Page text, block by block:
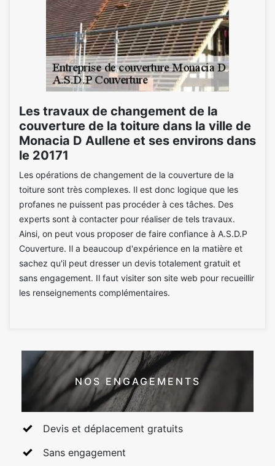
Les travaux de changement de la
couverture de la toiture dans la ville de
Monacia D Aullene et ses environs dans
le 20171
Les opérations de changement de la couverture de la
toiture sont très complexes. Il est donc logique que les
profanes ne puissent pas procéder à ces tâches. Des
experts sont à contacter pour réaliser de tels travaux.
Ainsi, on peut vous proposer de faire confiance à A.S.D.P
Couverture. Il a beaucoup d'expérience en la matière et
sachez qu'il peut dresser un devis totalement gratuit et
sans engagement. Il faut visiter son site web pour recueillir
les renseignements complémentaires.
NOS ENGAGEMENTS
Devis et déplacement gratuits
Sans engagement